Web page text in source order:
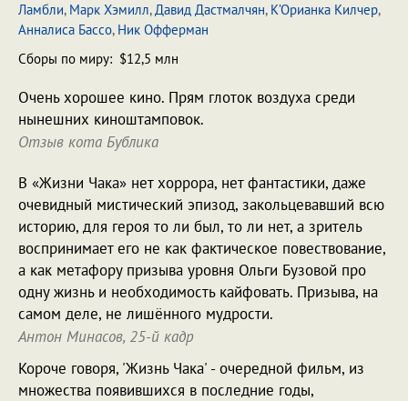
Ламбли, Марк Хэмилл,Давид Дастмалчян, К’Орианка Килчер,
Анналиса Бассо, Ник Офферман
Сборы по миру: $12,5 млн
Очень хорошее кино. Прям глоток воздуха среди
нынешних киноштамповок.
Отзыв кота Бублика
В «Жизни Чака» нет хоррора, нет фантастики, даже
очевидный мистический эпизод, закольцевавший всю
историю, для героя то ли был, то ли нет, а зритель
воспринимает его не как фактическое повествование,
а как метафору призыва уровня Ольги Бузовой про
одну жизнь и необходимость кайфовать. Призыва, на
самом деле, не лишённого мудрости.
Антон Минасов, 25-й кадр
Короче говоря, 'Жизнь Чака' - очередной фильм, из
множества появившихся в последние годы,